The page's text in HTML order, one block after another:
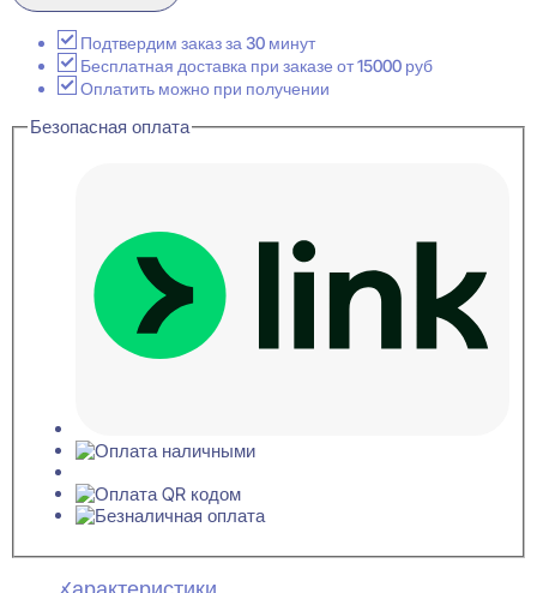
Карниз
потолочный
72x122x2000
Подтвердим заказ за 30 минут
Бесплатная доставка при заказе от 15000 руб
Оплатить можно при получении
Безопасная оплата